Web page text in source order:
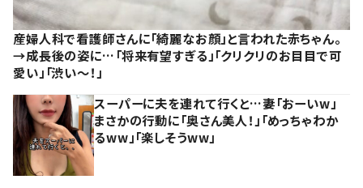
産婦人科で看護師さんに「綺麗なお顔」と言われた赤ちゃん。
→成長後の姿に…「将来有望すぎる」「クリクリのお目目で可
愛い」「渋い～！」
スーパーに夫を連れて行くと…妻「おーいw」
まさかの行動に「奥さん美人！」「めっちゃわか
るww」「楽しそうww」